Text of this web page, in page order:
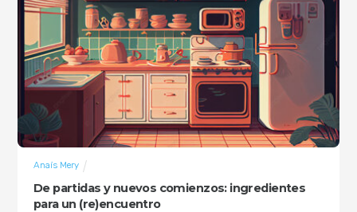
De partidas y nuevos comienzos: ingredientes
para un (re)encuentro
Anaís Mery